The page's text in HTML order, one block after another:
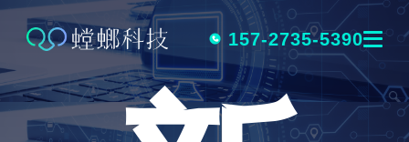
跳
内
容
157-2735-5390